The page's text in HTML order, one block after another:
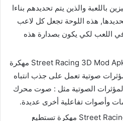
باللعبة والذين يتم تحديدهم بناءا
هذه اللوحة تجعل كل لاعب
اللعب لكي يكون بصدارة هذه
لعبة Street Racing 3D Mod Apk مهكرة
مؤثرات صوتية تعمل على جذب انتباه
المؤثرات الصوتية مثل : صوت محرك
وأصوات تفاعلية أخرى عديدة.
لعبة Street Racing 3D مهكرة تستطيع